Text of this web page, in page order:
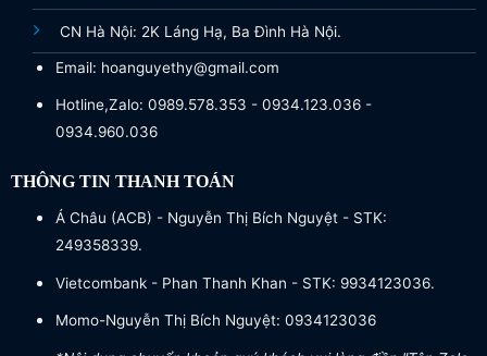
CN Hà Nội: 2K Láng Hạ, Ba Đình Hà Nội.
Email: hoanguyethy@gmail.com
Hotline,Zalo: 0989.578.353 - 0934.123.036 -
0934.960.036
THÔNG TIN THANH TOÁN
Á Châu (ACB) - Nguyễn Thị Bích Nguyệt - STK:
249358339.
Vietcombank - Phan Thanh Khan - STK: 9934123036.
Momo-Nguyễn Thị Bích Nguyệt: 0934123036